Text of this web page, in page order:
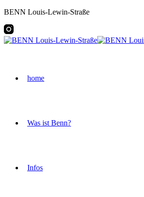
BENN Louis-Lewin-Straße
home
Was ist Benn?
Infos